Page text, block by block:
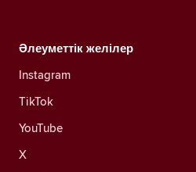
Әлеуметтік желілер
Instagram
TikTok
YouTube
X